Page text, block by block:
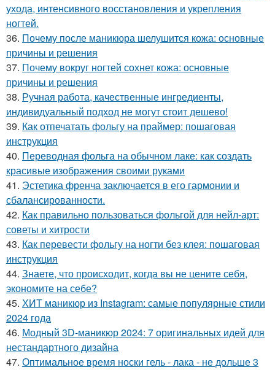
ухода, интенсивного восстановления и укрепления
ногтей.
36. Почему после маникюра шелушится кожа: основные
причины и решения
37. Почему вокруг ногтей сохнет кожа: основные
причины и решения
38. Ручная работа, качественные ингредиенты,
индивидуальный подход не могут стоит дешево!
39. Как отпечатать фольгу на праймер: пошаговая
инструкция
40. Переводная фольга на обычном лаке: как создать
красивые изображения своими руками
41. Эстетика френча заключается в его гармонии и
сбалансированности.
42. Как правильно пользоваться фольгой для нейл-арт:
советы и хитрости
43. Как перевести фольгу на ногти без клея: пошаговая
инструкция
44. Знаете, что происходит, когда вы не цените себя,
экономите на себе?
45. ХИТ маникюр из Instagram: самые популярные стили
2024 года
46. Модный 3D-маникюр 2024: 7 оригинальных идей для
нестандартного дизайна
47. Оптимальное время носки гель - лака - не дольше 3